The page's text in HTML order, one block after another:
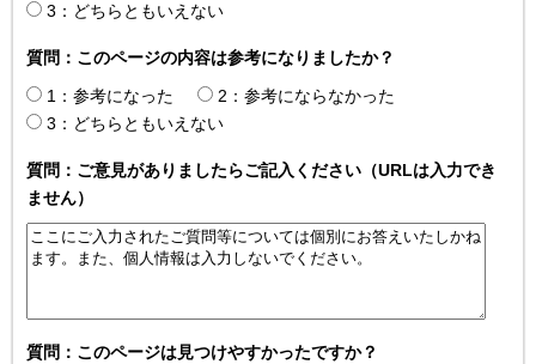
3：どちらともいえない
質問：このページの内容は参考になりましたか？
1：参考になった
2：参考にならなかった
3：どちらともいえない
質問：ご意見がありましたらご記入ください（URLは入力でき
ません）
質問：このページは見つけやすかったですか？